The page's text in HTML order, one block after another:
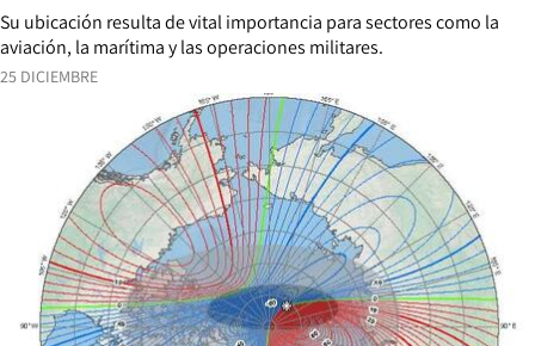
25 DICIEMBRE
Su ubicación resulta de vital importancia para sectores como la
aviación, la marítima y las operaciones militares.